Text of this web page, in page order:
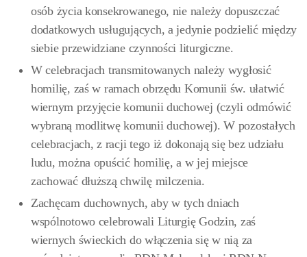
osób życia konsekrowanego, nie należy dopuszczać
dodatkowych usługujących, a jedynie podzielić między
siebie przewidziane czynności liturgiczne.
W celebracjach transmitowanych należy wygłosić
homilię, zaś w ramach obrzędu Komunii św. ułatwić
wiernym przyjęcie komunii duchowej (czyli odmówić
wybraną modlitwę komunii duchowej). W pozostałych
celebracjach, z racji tego iż dokonają się bez udziału
ludu, można opuścić homilię, a w jej miejsce
zachować dłuższą chwilę milczenia.
Zachęcam duchownych, aby w tych dniach
wspólnotowo celebrowali Liturgię Godzin, zaś
wiernych świeckich do włączenia się w nią za